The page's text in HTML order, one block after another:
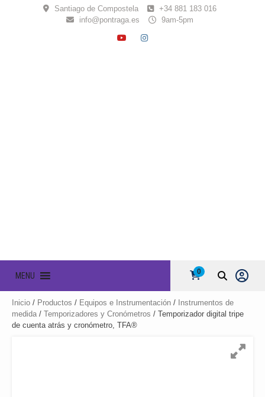
Santiago de Compostela
+34 881 183 016
info@pontraga.es
9am-5pm
YOUTUBE
INSTAGRAM
MENU 0
Inicio / Productos / Equipos e Instrumentación / Instrumentos de
medida / Temporizadores y Cronómetros / Temporizador digital tripe
de cuenta atrás y cronómetro, TFA®